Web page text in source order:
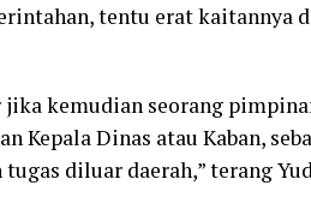
tentu erat kaitannya
jika kemudian seorang
Kepala Dinas atau Kaban,
diluar daerah,” terang